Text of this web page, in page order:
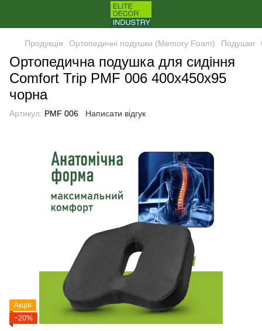
Продукція Ортопедичні подушки (Memory Foam) Подушки
Ортопедична подушка для сидіння
Comfort Trip PMF 006 400х450x95
чорна
Артикул: PMF 006 Написати відгук
Акція
−20%